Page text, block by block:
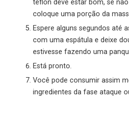
teflon deve estar bom, se
coloque uma porção da
Espere alguns segundos até assar de um lado, vire
com uma espátula e deixe
estivesse fazendo uma
Está pronto.
Você pode consumir assim mesmo, ou rechear com
ingredientes da fase ataque